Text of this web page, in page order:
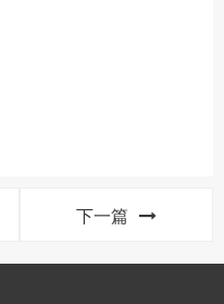
下一篇